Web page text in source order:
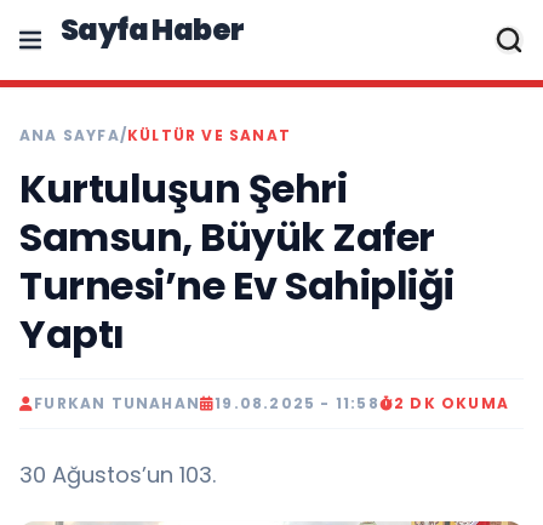
Sayfa Haber
ANA SAYFA/KÜLTÜR VE SANAT
Kurtuluşun Şehri
Samsun, Büyük Zafer
Turnesi’ne Ev Sahipliği
Yaptı
FURKAN TUNAHAN 19.08.2025 - 11:58 2 DK OKUMA
30 Ağustos’un 103.